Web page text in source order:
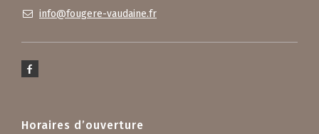
info@fougere-vaudaine.fr
Horaires d’ouverture